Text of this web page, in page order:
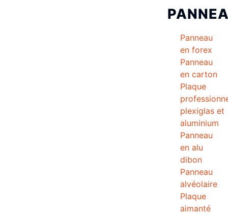
Panneau
en forex
Panneau
en carton
Plaque
plexiglas et
aluminium
Panneau
en alu
dibon
Panneau
alvéolaire
Plaque
aimanté